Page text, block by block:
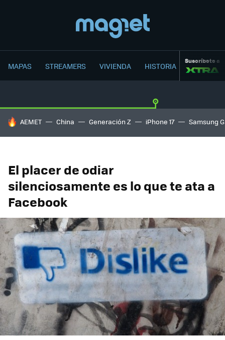
MAPAS STREAMERS VIVIENDA HISTORIA Suscríbete a
HOY SE HABLA DE
AEMET China Generación Z iPhone 17 Samsung
El placer de odiar
silenciosamente es lo que te ata a
Facebook